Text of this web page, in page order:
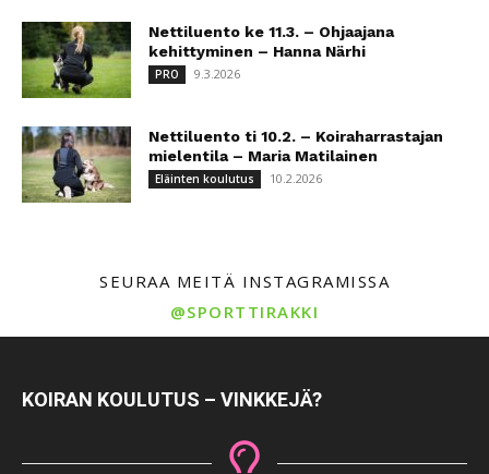
Nettiluento ke 11.3. – Ohjaajana
kehittyminen – Hanna Närhi
PRO 9.3.2026
Nettiluento ti 10.2. – Koiraharrastajan
mielentila – Maria Matilainen
Eläinten koulutus 10.2.2026
SEURAA MEITÄ INSTAGRAMISSA
@SPORTTIRAKKI
KOIRAN KOULUTUS – VINKKEJÄ?